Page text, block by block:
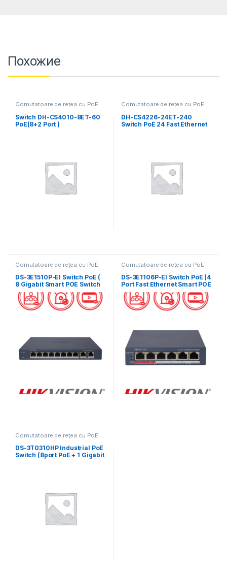
Похожие
Comutatoare de rețea cu PoE
Switch DH-CS4010-8ET-60
PoE(8+2 Port )
Comutatoare de rețea cu PoE
DH-CS4226-24ET-240
Switch PoE 24 Fast Ethernet
Comutatoare de rețea cu PoE
DS-3E1510P-EI Switch PoE (
8 Gigabit Smart POE Switch
+ 2 Gigabit RJ45 port)
Comutatoare de rețea cu PoE
DS-3E1106P-EI Switch PoE (4
Port Fast Ethernet Smart POE
Switch + 2 RJ45 port)
Comutatoare de rețea cu PoE
DS-3T0310HP Industrial PoE
Switch (8port PoE + 1 Gigabit